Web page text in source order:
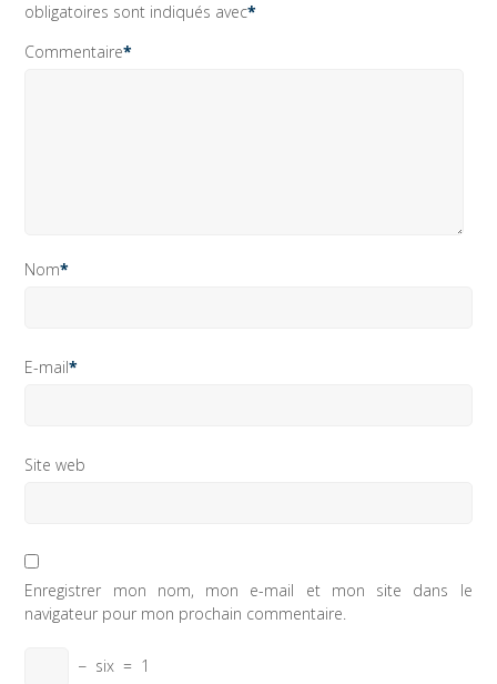
obligatoires sont indiqués avec*
Commentaire*
Nom*
E-mail*
Site web
Enregistrer mon nom, mon e-mail et mon site dans le
navigateur pour mon prochain commentaire.
− six = 1